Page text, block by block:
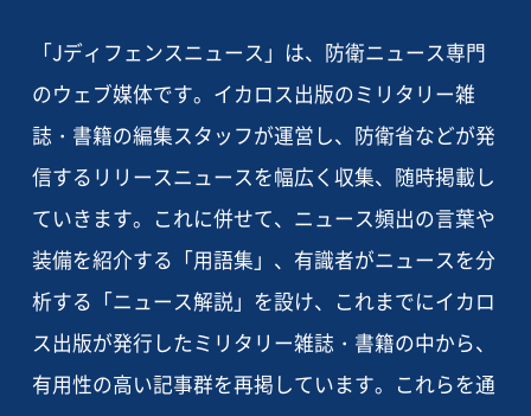
「Jディフェンスニュース」は、防衛ニュース専門
のウェブ媒体です。イカロス出版のミリタリー雑
誌・書籍の編集スタッフが運営し、防衛省などが発
信するリリースニュースを幅広く収集、随時掲載し
ていきます。これに併せて、ニュース頻出の言葉や
装備を紹介する「用語集」、有識者がニュースを分
析する「ニュース解説」を設け、これまでにイカロ
ス出版が発行したミリタリー雑誌・書籍の中から、
有用性の高い記事群を再掲しています。これらを通